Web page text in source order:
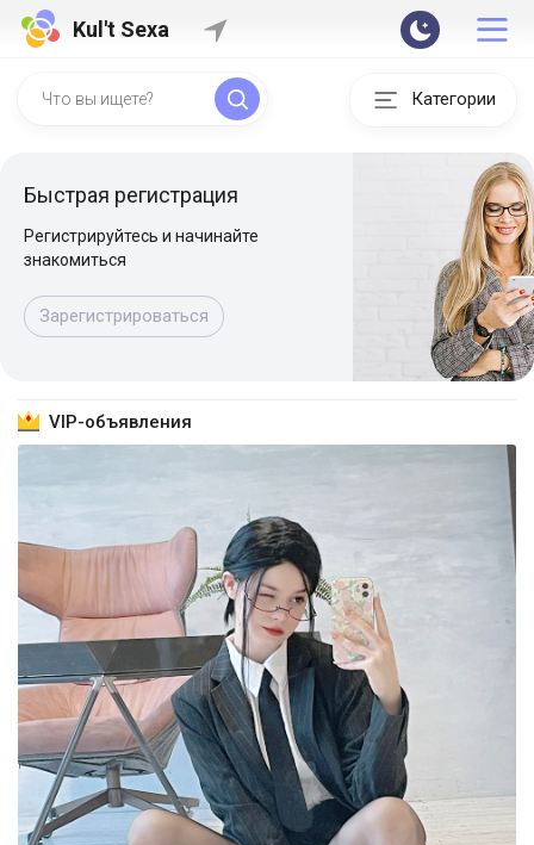
Kul't Sexa
Категории
Быстрая регистрация
Регистрируйтесь и начинайте
знакомиться
Зарегистрироваться
VIP-объявления